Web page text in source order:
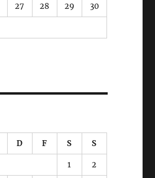
27 28 29 30
D F S S
1 2